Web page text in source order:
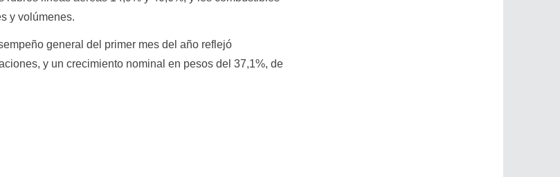
y volúmenes.
general del primer mes del año reflejó
y un crecimiento nominal en pesos del 37,1%, de